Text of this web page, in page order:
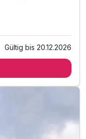
Gültig bis 20.12.2026